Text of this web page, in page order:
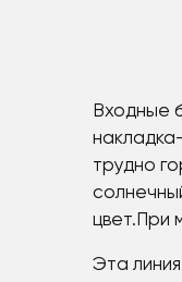
Входные
трудно
цвет.При
Эта